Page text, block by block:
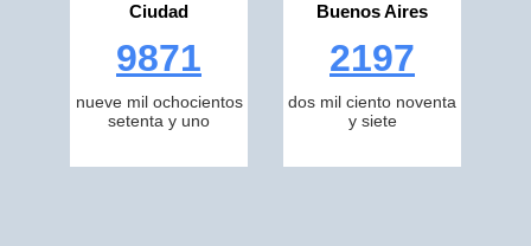
Ciudad
9871
nueve mil ochocientos
setenta y uno
Buenos Aires
2197
dos mil ciento noventa
y siete